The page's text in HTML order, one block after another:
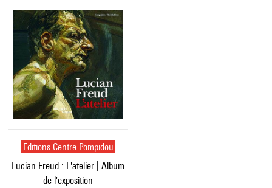
Editions Centre Pompidou
Lucian Freud : L'atelier | Album
de l'exposition